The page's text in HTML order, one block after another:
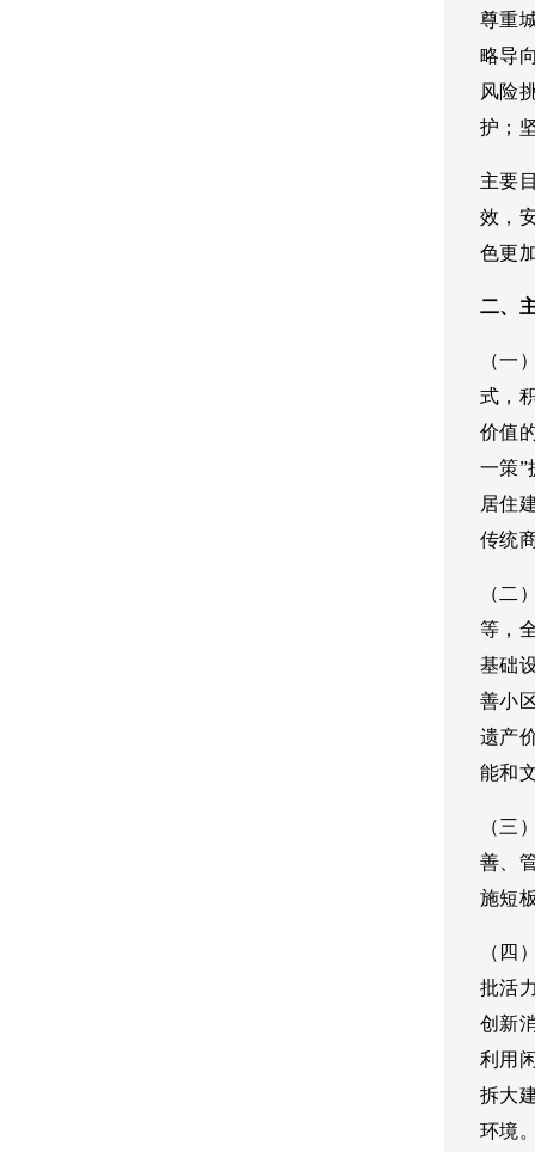
尊重
略导
风险
护；
主要
效，
色更
二、
（一
式，
价值
一策”
居住
传统
（二
等，
基础
善小
遗产
能和
（三
善、
施短
（四
批活
创新
利用
拆大
环境